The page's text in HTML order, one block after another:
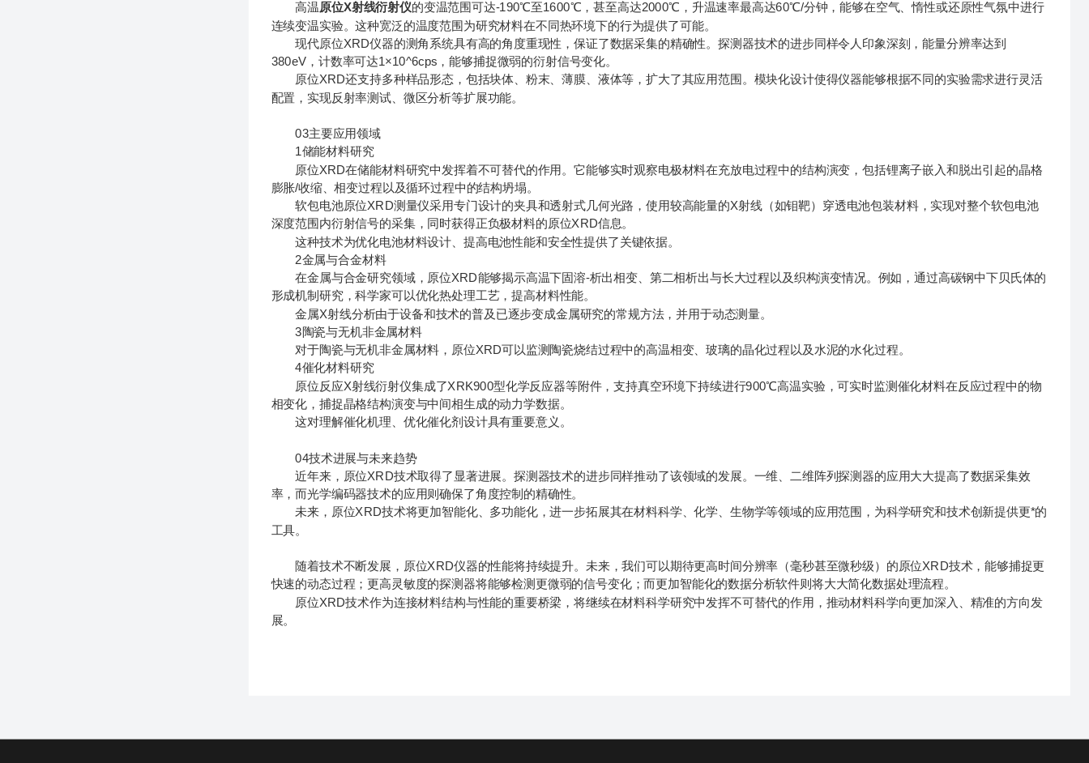
高温原位X射线衍射仪的变温范围可达-190℃至1600℃，甚至高达2000℃，升温速率最高达60℃/分钟，能够在空气、惰性或还原性气氛中进行
连续变温实验。这种宽泛的温度范围为研究材料在不同热环境下的行为提供了可能。
现代原位XRD仪器的测角系统具有高的角度重现性，保证了数据采集的精确性。探测器技术的进步同样令人印象深刻，能量分辨率达到
380eV，计数率可达1×10^6cps，能够捕捉微弱的衍射信号变化。
原位XRD还支持多种样品形态，包括块体、粉末、薄膜、液体等，扩大了其应用范围。模块化设计使得仪器能够根据不同的实验需求进行灵活
配置，实现反射率测试、微区分析等扩展功能。
03主要应用领域
1储能材料研究
原位XRD在储能材料研究中发挥着不可替代的作用。它能够实时观察电极材料在充放电过程中的结构演变，包括锂离子嵌入和脱出引起的晶格
膨胀/收缩、相变过程以及循环过程中的结构坍塌。
软包电池原位XRD测量仪采用专门设计的夹具和透射式几何光路，使用较高能量的X射线（如钼靶）穿透电池包装材料，实现对整个软包电池
深度范围内衍射信号的采集，同时获得正负极材料的原位XRD信息。
这种技术为优化电池材料设计、提高电池性能和安全性提供了关键依据。
2金属与合金材料
在金属与合金研究领域，原位XRD能够揭示高温下固溶-析出相变、第二相析出与长大过程以及织构演变情况。例如，通过高碳钢中下贝氏体的
形成机制研究，科学家可以优化热处理工艺，提高材料性能。
金属X射线分析由于设备和技术的普及已逐步变成金属研究的常规方法，并用于动态测量。
3陶瓷与无机非金属材料
对于陶瓷与无机非金属材料，原位XRD可以监测陶瓷烧结过程中的高温相变、玻璃的晶化过程以及水泥的水化过程​。
4催化材料研究
原位反应X射线衍射仪集成了XRK900型化学反应器等附件，支持真空环境下持续进行900℃高温实验，可实时监测催化材料在反应过程中的物
相变化，捕捉晶格结构演变与中间相生成的动力学数据。
这对理解催化机理、优化催化剂设计具有重要意义。
04技术进展与未来趋势
近年来，原位XRD技术取得了显著进展。探测器技术的进步同样推动了该领域的发展。一维、二维阵列探测器的应用大大提高了数据采集效
率，而光学编码器技术的应用则确保了角度控制的精确性。
未来，原位XRD技术将更加智能化、多功能化，进一步拓展其在材料科学、化学、生物学等领域的应用范围，为科学研究和技术创新提供更*的
工具。
随着技术不断发展，原位XRD仪器的性能将持续提升。未来，我们可以期待更高时间分辨率（毫秒甚至微秒级）的原位XRD技术，能够捕捉更
快速的动态过程；更高灵敏度的探测器将能够检测更微弱的信号变化；而更加智能化的数据分析软件则将大大简化数据处理流程。
原位XRD技术作为连接材料结构与性能的重要桥梁，将继续在材料科学研究中发挥不可替代的作用，推动材料科学向更加深入、精准的方向发
展。